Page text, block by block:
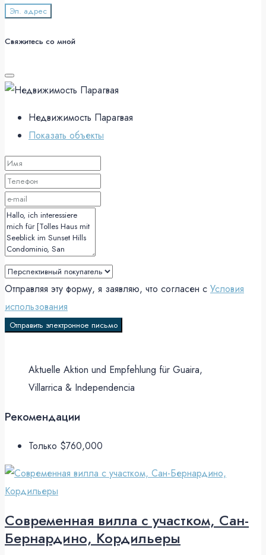
Эл. адрес
Свяжитесь со мной
Недвижимость Парагвая
Показать объекты
Отправляя эту форму, я заявляю, что согласен с Условия
использования
Отправить электронное письмо
Aktuelle Aktion und Empfehlung für Guaira,
Villarrica & Independencia
Рекомендации
Только $760,000
Современная вилла с участком, Сан-
Бернардино, Кордильеры